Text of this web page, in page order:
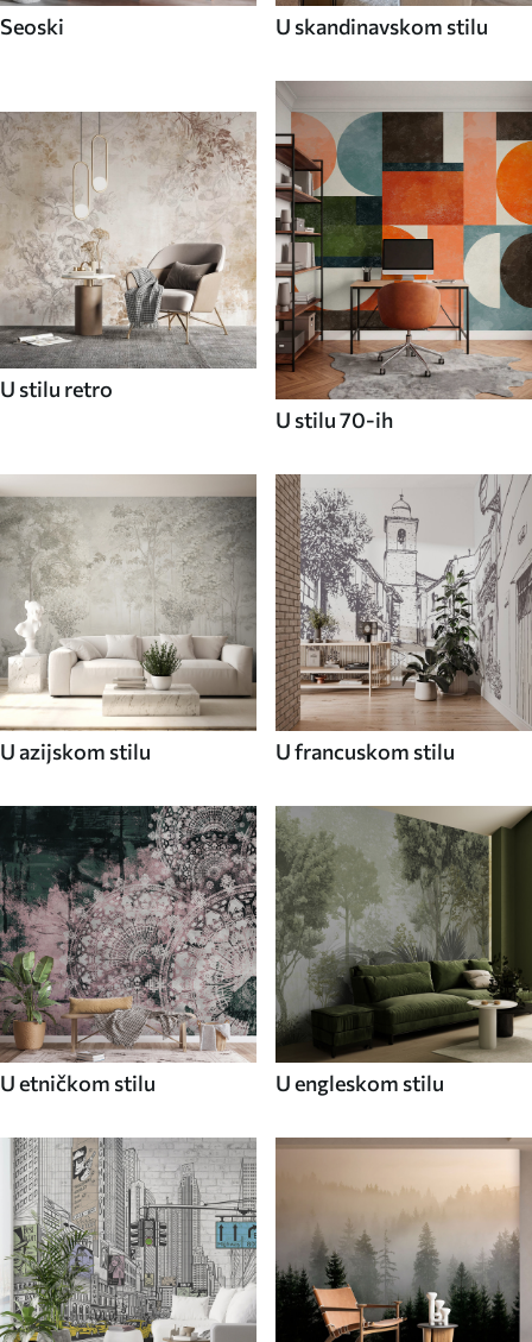
Seoski U skandinavskom stilu
U stilu retro
U stilu 70-ih
U azijskom stilu U francuskom stilu
U etničkom stilu U engleskom stilu